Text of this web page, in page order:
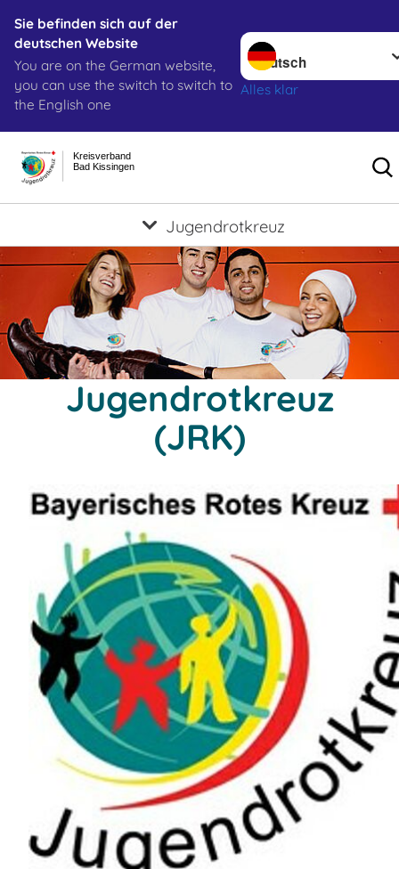
Sie befinden sich auf der
deutschen Website
You are on the German website,
you can use the switch to switch to
the English one
Sprache wechseln zu
Alles klar
Bad Kissingen
Kreisverband
Jugendrotkreuz
Jugendrotkreuz
(JRK)